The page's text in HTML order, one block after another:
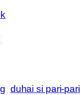
duhai si pari-pari